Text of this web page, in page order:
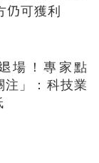
可獲利
場！專家點
注」：科技業